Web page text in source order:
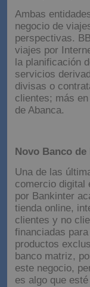
Ambas
negocio de
perspectivas.
viajes por
la planificación
servicios
divisas o
clientes; más
de Abanca.
Novo Banco
Una de las
comercio digital
por Bankinter
tienda online,
clientes y no
financiadas
productos
banco matriz,
este negocio,
es algo que